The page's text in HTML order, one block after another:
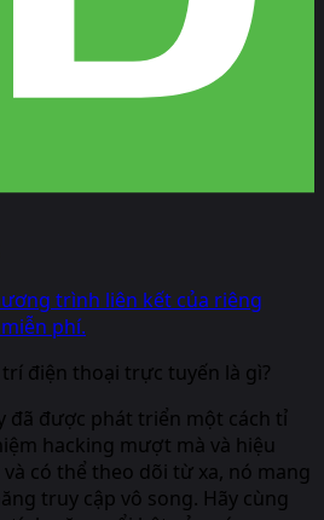
trình liên kết của riêng
phí.
điện thoại trực tuyến là gì?
đã được phát triển một cách tỉ
hacking mượt mà và hiệu
có thể theo dõi từ xa, nó mang
truy cập vô song. Hãy cùng